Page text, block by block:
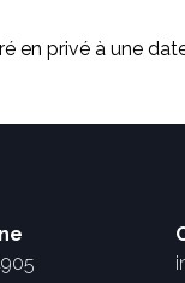
en privé à une